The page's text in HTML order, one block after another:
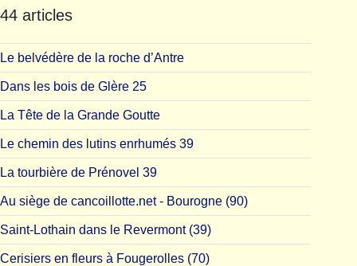
44 articles
Le belvédère de la roche d’Antre
Dans les bois de Glère 25
La Tête de la Grande Goutte
Le chemin des lutins enrhumés 39
La tourbière de Prénovel 39
Au siège de cancoillotte.net - Bourogne (90)
Saint-Lothain dans le Revermont (39)
Cerisiers en fleurs à Fougerolles (70)